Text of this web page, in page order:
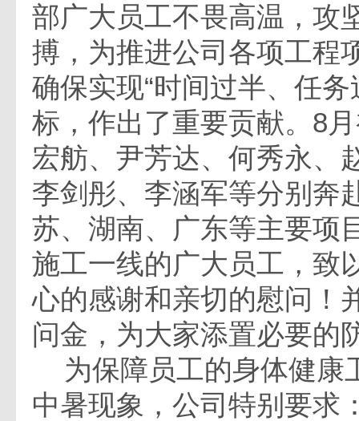
部广大员工不畏高温，攻
搏，为推进公司各项工程
确保实现“时间过半、任务
标，作出了重要贡献。8
宏舫、尹芳达、何秀永、
李剑彤、李涵军等分别奔
苏、湖南、广东等主要项
施工一线的广大员工，致
心的感谢和亲切的慰问！
问金，为大家添置必要的
为保障员工的身体健康
中暑现象，公司特别要求